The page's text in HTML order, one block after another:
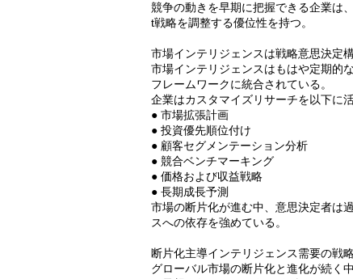
競争の動きを早期に把握できる企業は
t戦略を調整する優位性を持つ。
市場インテリジェンスは戦略意思決定
市場インテリジェンスはもはや定期的
フレームワークに統合されている。
企業はカスタマイズリサーチを以下に
● 市場拡張計画
● 投資優先順位付け
● 顧客セグメンテーション分析
● 競合ベンチマーキング
● 価格および収益戦略
● 長期成長予測
市場の断片化が進む中、意思決定者は
スへの依存を強めている。
断片化主導インテリジェンス需要の戦
グローバル市場の断片化と進化が続く